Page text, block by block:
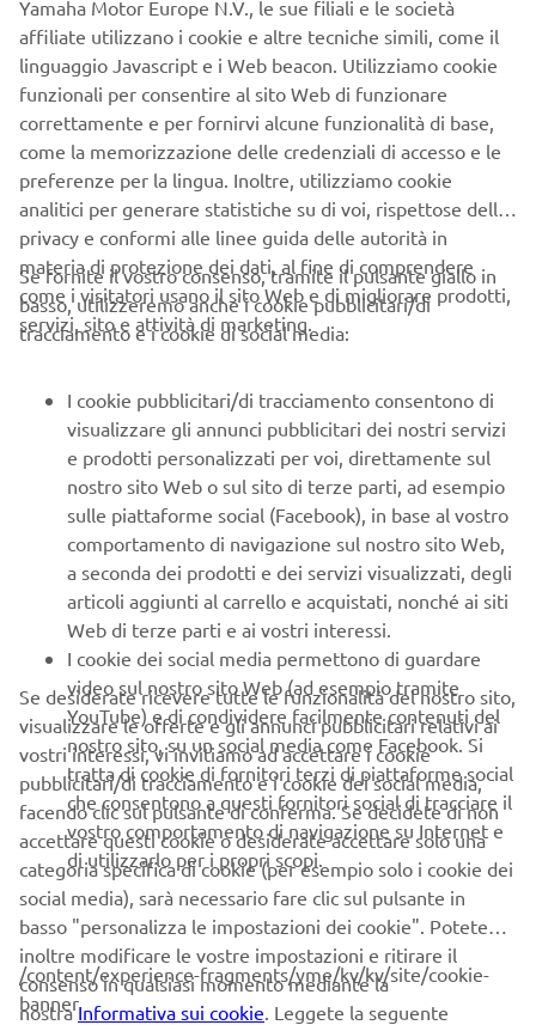
Scopri di più
Ottobre rosa: Uno sforzo collettivo per
aumentare la consapevolezza sul tumore al seno
Scopri di più
Yamaha Motor Europe rinnova la collaborazione
con l'organizzazione umanitaria Riders for
Health
Scopri di più
Yamaha Motor Europe N.V., le sue filiali e le società
affiliate utilizzano i cookie e altre tecniche simili, come il
linguaggio Javascript e i Web beacon. Utilizziamo cookie
funzionali per consentire al sito Web di funzionare
correttamente e per fornirvi alcune funzionalità di base,
come la memorizzazione delle credenziali di accesso e le
preferenze per la lingua. Inoltre, utilizziamo cookie
analitici per generare statistiche su di voi, rispettose della
privacy e conformi alle linee guida delle autorità in
materia di protezione dei dati, al fine di comprendere
come i visitatori usano il sito Web e di migliorare prodotti,
servizi, sito e attività di marketing.
Se fornite il vostro consenso, tramite il pulsante giallo in
basso, utilizzeremo anche i cookie pubblicitari/di
tracciamento e i cookie di social media:
I cookie pubblicitari/di tracciamento consentono di
visualizzare gli annunci pubblicitari dei nostri servizi
e prodotti personalizzati per voi, direttamente sul
nostro sito Web o sul sito di terze parti, ad esempio
sulle piattaforme social (Facebook), in base al vostro
comportamento di navigazione sul nostro sito Web,
a seconda dei prodotti e dei servizi visualizzati, degli
articoli aggiunti al carrello e acquistati, nonché ai siti
Web di terze parti e ai vostri interessi.
I cookie dei social media permettono di guardare
video sul nostro sito Web (ad esempio tramite
YouTube) e di condividere facilmente contenuti del
nostro sito, su un social media come Facebook. Si
tratta di cookie di fornitori terzi di piattaforme social
che consentono a questi fornitori social di tracciare il
vostro comportamento di navigazione su Internet e
di utilizzarlo per i propri scopi.
Se desiderate ricevere tutte le funzionalità del nostro sito,
visualizzare le offerte e gli annunci pubblicitari relativi ai
vostri interessi, vi invitiamo ad accettare i cookie
pubblicitari/di tracciamento e i cookie dei social media,
facendo clic sul pulsante di conferma. Se decidete di non
accettare questi cookie o desiderate accettare solo una
categoria specifica di cookie (per esempio solo i cookie dei
social media), sarà necessario fare clic sul pulsante in
basso "personalizza le impostazioni dei cookie". Potete
inoltre modificare le vostre impostazioni e ritirare il
consenso in qualsiasi momento mediante la
nostraInformativa sui cookie. Leggete la seguente
/content/experience-fragments/yme/kv/kv/site/cookie-
banner